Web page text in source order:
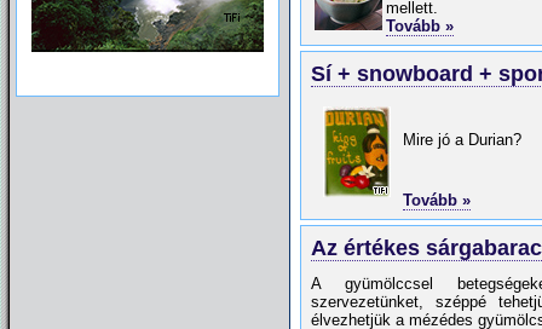
Egészséges környezet
mellett.
Tovább »
Sí + snowboard +
Mire jó a Durian?
Tovább »
Az értékes
A gyümölccsel
szervezetünket, széppé
élvezhetjük a mézédes